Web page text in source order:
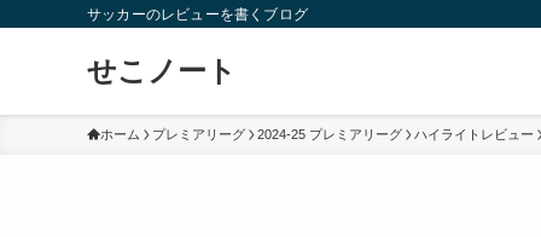
サッカーのレビューを書くブログ
せこノート
ホーム プレミアリーグ 2024-25 プレミアリーグ ハイライトレビュー